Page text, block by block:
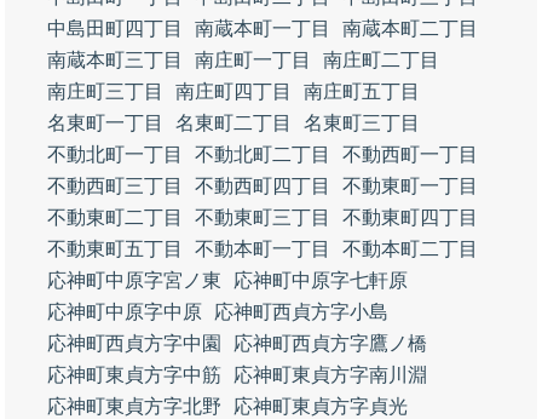
中島田町四丁目
南蔵本町一丁目
南蔵本町二丁目
南蔵本町三丁目
南庄町一丁目
南庄町二丁目
南庄町三丁目
南庄町四丁目
南庄町五丁目
名東町一丁目
名東町二丁目
名東町三丁目
不動北町一丁目
不動北町二丁目
不動西町一丁目
不動西町三丁目
不動西町四丁目
不動東町一丁目
不動東町二丁目
不動東町三丁目
不動東町四丁目
不動東町五丁目
不動本町一丁目
不動本町二丁目
応神町中原字宮ノ東
応神町中原字七軒原
応神町中原字中原
応神町西貞方字小島
応神町西貞方字中園
応神町西貞方字鷹ノ橋
応神町東貞方字中筋
応神町東貞方字南川淵
応神町東貞方字北野
応神町東貞方字貞光